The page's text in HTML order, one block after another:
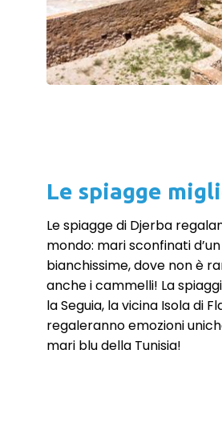
Le spiagge
Le spiagge di Djerba
mondo: mari sconfinati
bianchissime, dove non è
anche i cammelli! La
la Seguia, la vicina Isola di
regaleranno emozioni
mari blu della Tunisia!